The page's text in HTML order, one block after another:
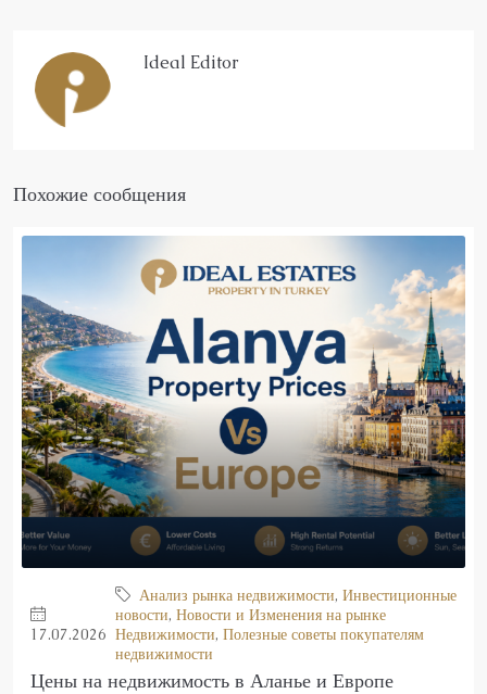
Ideal Editor
Похожие сообщения
17.07.2026
Анализ рынка недвижимости, Инвестиционные
новости, Новости и Изменения на рынке
Недвижимости, Полезные советы покупателям
недвижимости
Цены на недвижимость в Аланье и Европе